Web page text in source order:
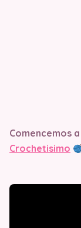
Comencemos
Crochetisimo